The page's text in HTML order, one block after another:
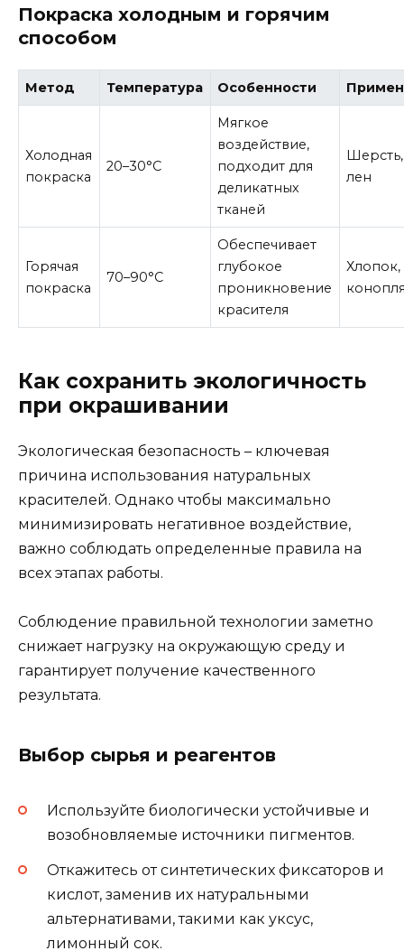
Покраска холодным и горячим
способом
Метод Температура Особенности
Холодная
покраска
20–30°C
Мягкое
воздействие,
подходит для
деликатных
тканей
лен
Горячая
покраска
70–90°C
Обеспечивает
глубокое
проникновение
красителя
Хлопок,
Как сохранить экологичность
при окрашивании
Экологическая безопасность – ключевая
причина использования натуральных
красителей. Однако чтобы максимально
минимизировать негативное воздействие,
важно соблюдать определенные правила на
всех этапах работы.
Соблюдение правильной технологии заметно
снижает нагрузку на окружающую среду и
гарантирует получение качественного
результата.
Выбор сырья и реагентов
Используйте биологически устойчивые и
возобновляемые источники пигментов.
Откажитесь от синтетических фиксаторов и
кислот, заменив их натуральными
альтернативами, такими как уксус,
лимонный сок.